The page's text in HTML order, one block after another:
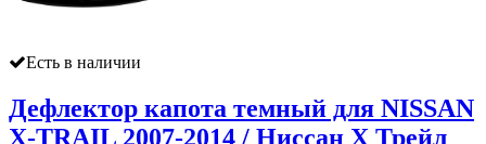
Есть в наличии
Дефлектор капота темный для NISSAN
X-TRAIL 2007-2014 / Ниссан Х Трейл